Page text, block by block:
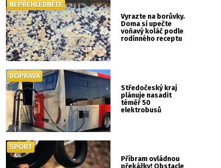
Vyrazte na borůvky.
Doma si upečte
voňavý koláč podle
rodinného receptu
NEPŘEHLÉDNĚTE
Středočeský kraj
plánuje nasadit
téměř 50
elektrobusů
DOPRAVA
Příbram ovládnou
SPORT